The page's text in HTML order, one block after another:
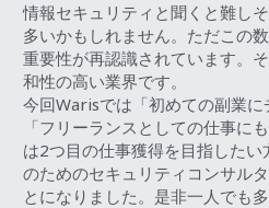
情報セキュリティと聞くと難し
多いかもしれません。ただこの
重要性が再認識されています。
和性の高い業界です。
今回Warisでは「初めての副業
「フリーランスとしての仕事に
は2つ目の仕事獲得を目指した
のためのセキュリティコンサル
とになりました。是非一人でも